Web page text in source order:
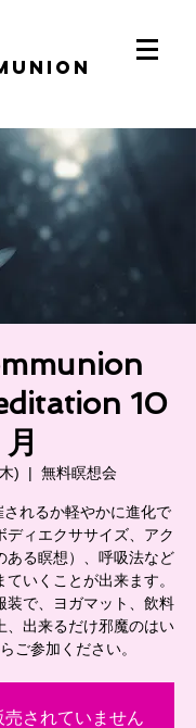
10
月
)
  |
無料瞑想会
れるか軽やかに進化で
ディエクササイズ、アク
ある瞑想）、呼吸法など
いくことが出来ます。
装で、ヨガマット、飲料
、出来るだけ邪魔のはい
ご参加ください。
されていません